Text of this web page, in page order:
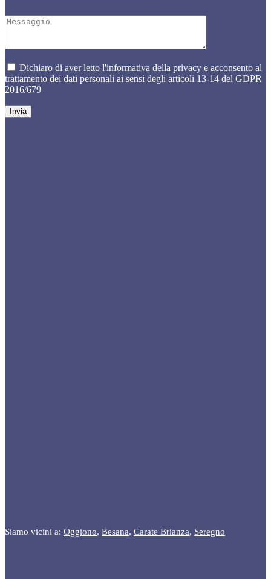
Dichiaro di aver letto l'informativa della privacy e acconsento al
trattamento dei dati personali ai sensi degli articoli 13-14 del GDPR
2016/679
Siamo vicini a: Oggiono, Besana, Carate Brianza, Seregno